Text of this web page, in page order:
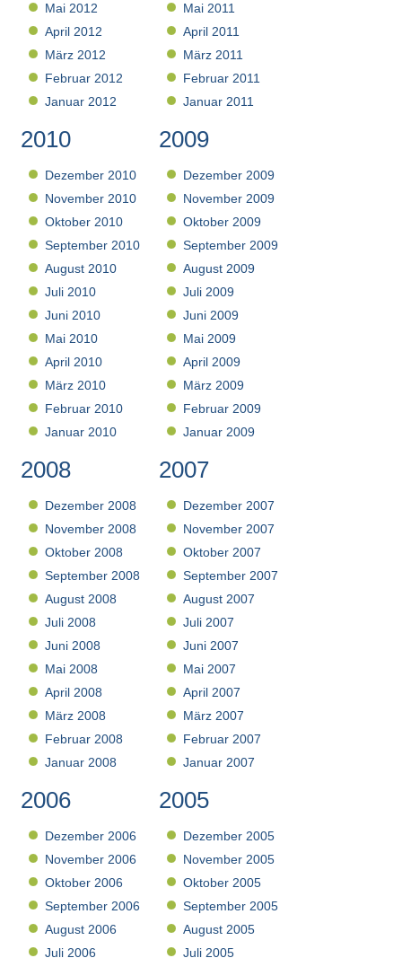
Mai 2012
April 2012
März 2012
Februar 2012
Januar 2012
Mai 2011
April 2011
März 2011
Februar 2011
Januar 2011
2010
Dezember 2010
November 2010
Oktober 2010
September 2010
August 2010
Juli 2010
Juni 2010
Mai 2010
April 2010
März 2010
Februar 2010
Januar 2010
2009
Dezember 2009
November 2009
Oktober 2009
September 2009
August 2009
Juli 2009
Juni 2009
Mai 2009
April 2009
März 2009
Februar 2009
Januar 2009
2008
Dezember 2008
November 2008
Oktober 2008
September 2008
August 2008
Juli 2008
Juni 2008
Mai 2008
April 2008
März 2008
Februar 2008
Januar 2008
2007
Dezember 2007
November 2007
Oktober 2007
September 2007
August 2007
Juli 2007
Juni 2007
Mai 2007
April 2007
März 2007
Februar 2007
Januar 2007
2006
Dezember 2006
November 2006
Oktober 2006
September 2006
August 2006
Juli 2006
2005
Dezember 2005
November 2005
Oktober 2005
September 2005
August 2005
Juli 2005